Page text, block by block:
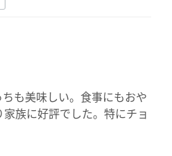
も美味しい。食事にもおや
族に好評でした。特にチョ